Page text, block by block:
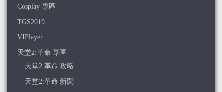
Cosplay 專區
TGS2019
VIPlayer
天堂2:革命 專區
天堂2:革命 攻略
天堂2:革命 新聞